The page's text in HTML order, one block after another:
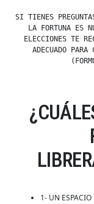
SI TIENES
LA FORTUNA ES
ELECCIONES TE
ADECUADO PARA
1- UN